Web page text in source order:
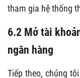
tham gia hệ thống
6.2 Mở tài
ngân hàng
Tiếp theo, chúng